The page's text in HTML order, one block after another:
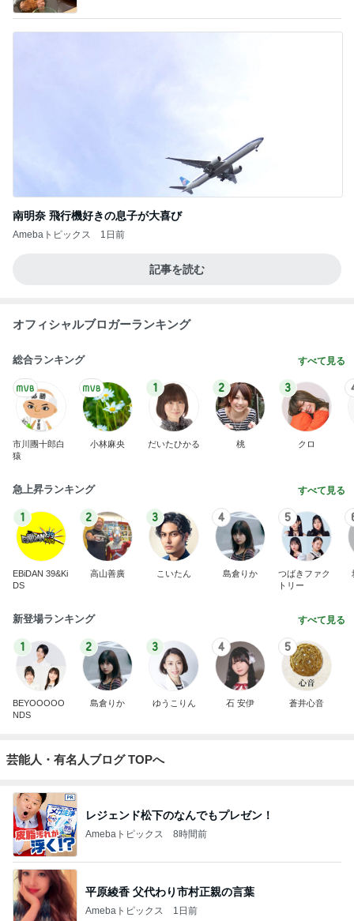
南明奈 飛行機好きの息子が大喜び
Amebaトピックス 1日前
記事を読む
オフィシャルブロガーランキング
総合ランキング すべて見る
市川團十郎白
猿
小林麻央
1
だいたひかる
2
桃
3
クロ
急上昇ランキング すべて見る
1
EBiDAN 39&Ki
DS
2
高山善廣
3
こいたん
4
島倉りか
5
つばきファク
トリー
新登場ランキング すべて見る
1
BEYOOOOO
NDS
2
島倉りか
3
ゆうこりん
4
石 安伊
5
蒼井心音
芸能人・有名人ブログ TOPへ
レジェンド松下のなんでもプレゼン！
Amebaトピックス 8時間前
平原綾香 父代わり市村正親の言葉
Amebaトピックス 1日前